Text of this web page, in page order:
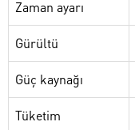
Zaman ayarı
Gürültü
Güç kaynağı
Tüketim